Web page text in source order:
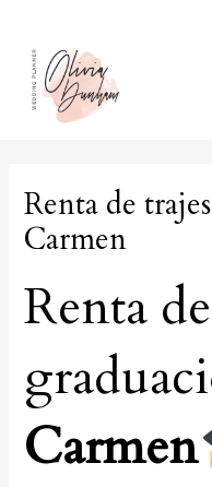
contenido
Renta de
Carmen
Renta
Carmen